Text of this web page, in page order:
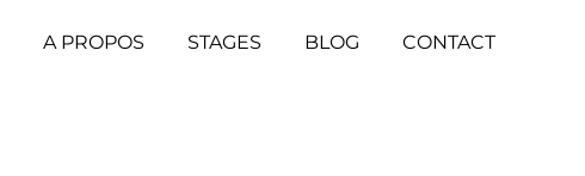
A PROPOS STAGES BLOG CONTACT